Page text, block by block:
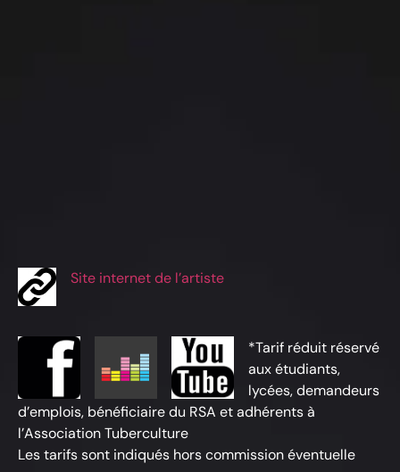
Site internet de l’artiste
*Tarif réduit réservé
aux étudiants,
lycées, demandeurs
d’emplois, bénéficiaire du RSA et adhérents à
l’Association Tuberculture
Les tarifs sont indiqués hors commission éventuelle